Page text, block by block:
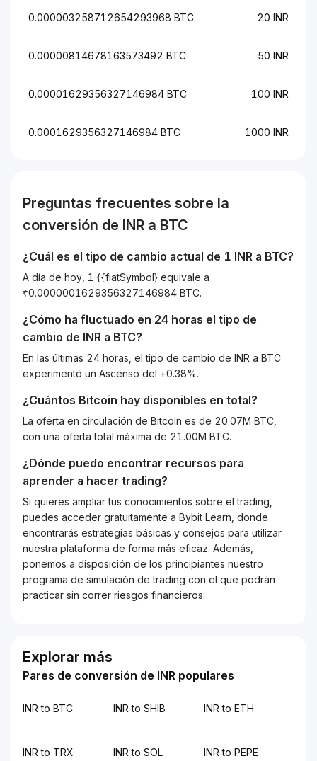
0.000003258712654293968 BTC 20 INR
0.00000814678163573492 BTC 50 INR
0.00001629356327146984 BTC 100 INR
0.0001629356327146984 BTC 1000 INR
Preguntas frecuentes sobre la
conversión de INR a BTC
¿Cuál es el tipo de cambio actual de 1 INR a BTC?
A día de hoy, 1 {{fiatSymbol} equivale a
₹0.0000001629356327146984 BTC.
¿Cómo ha fluctuado en 24 horas el tipo de
cambio de INR a BTC?
En las últimas 24 horas, el tipo de cambio de INR a BTC
experimentó un Ascenso del +0.38%.
¿Cuántos Bitcoin hay disponibles en total?
La oferta en circulación de Bitcoin es de 20.07M BTC,
con una oferta total máxima de 21.00M BTC.
¿Dónde puedo encontrar recursos para
aprender a hacer trading?
Si quieres ampliar tus conocimientos sobre el trading,
puedes acceder gratuitamente a Bybit Learn, donde
encontrarás estrategias básicas y consejos para utilizar
nuestra plataforma de forma más eficaz. Además,
ponemos a disposición de los principiantes nuestro
programa de simulación de trading con el que podrán
practicar sin correr riesgos financieros.
Explorar más
Pares de conversión de INR populares
INR to BTC INR to SHIB INR to ETH
INR to TRX INR to SOL INR to PEPE